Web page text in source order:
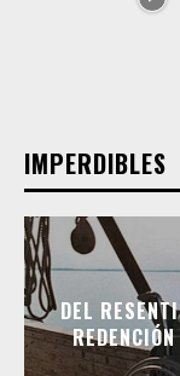
IMPERDIBLES
DEL